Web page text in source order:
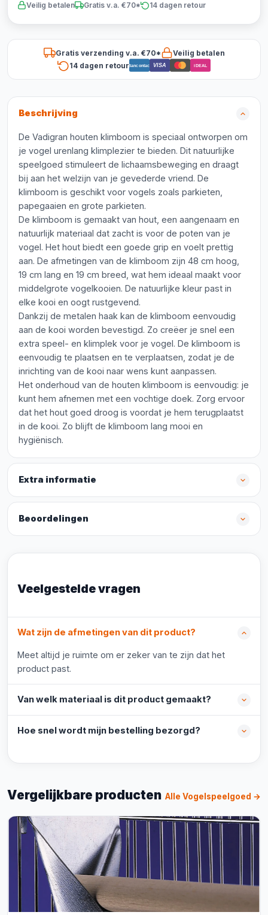
Veilig betalen Gratis v.a. €70* 14 dagen retour
Gratis verzending v.a. €70*
Veilig betalen
14 dagen retourBancontact VISA iDEAL
Beschrijving
De Vadigran houten klimboom is speciaal ontworpen om
je vogel urenlang klimplezier te bieden. Dit natuurlijke
speelgoed stimuleert de lichaamsbeweging en draagt
bij aan het welzijn van je gevederde vriend. De
klimboom is geschikt voor vogels zoals parkieten,
papegaaien en grote parkieten.
De klimboom is gemaakt van hout, een aangenaam en
natuurlijk materiaal dat zacht is voor de poten van je
vogel. Het hout biedt een goede grip en voelt prettig
aan. De afmetingen van de klimboom zijn 48 cm hoog,
19 cm lang en 19 cm breed, wat hem ideaal maakt voor
middelgrote vogelkooien. De natuurlijke kleur past in
elke kooi en oogt rustgevend.
Dankzij de metalen haak kan de klimboom eenvoudig
aan de kooi worden bevestigd. Zo creëer je snel een
extra speel- en klimplek voor je vogel. De klimboom is
eenvoudig te plaatsen en te verplaatsen, zodat je de
inrichting van de kooi naar wens kunt aanpassen.
Het onderhoud van de houten klimboom is eenvoudig: je
kunt hem afnemen met een vochtige doek. Zorg ervoor
dat het hout goed droog is voordat je hem terugplaatst
in de kooi. Zo blijft de klimboom lang mooi en
hygiënisch.
Extra informatie
Beoordelingen
Veelgestelde vragen
Wat zijn de afmetingen van dit product?
Meet altijd je ruimte om er zeker van te zijn dat het
product past.
Van welk materiaal is dit product gemaakt?
Hoe snel wordt mijn bestelling bezorgd?
Vergelijkbare producten Alle Vogelspeelgoed →